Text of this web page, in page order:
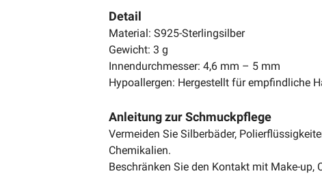
Detail
Material: S925-Sterlingsilber
Gewicht: 3 g
Innendurchmesser: 4,6 mm – 5 mm
Hypoallergen: Hergestellt für empfindliche
Anleitung zur Schmuckpflege
Vermeiden Sie Silberbäder,
Chemikalien.
Beschränken Sie den Kontakt mit Make-up,